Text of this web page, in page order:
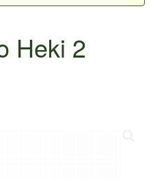
Heki 2